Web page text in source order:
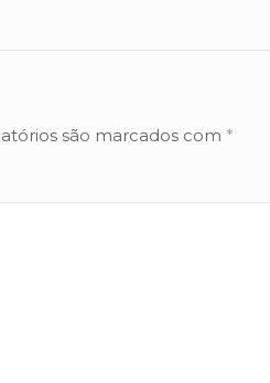
são marcados com *